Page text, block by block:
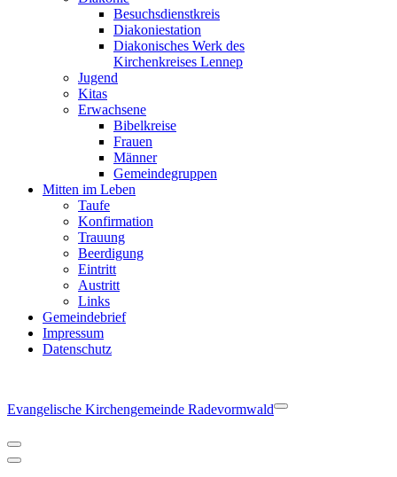
Besuchsdienstkreis
Diakoniestation
Diakonisches Werk des
Kirchenkreises Lennep
Jugend
Kitas
Erwachsene
Bibelkreise
Frauen
Männer
Gemeindegruppen
Mitten im Leben
Taufe
Konfirmation
Trauung
Beerdigung
Eintritt
Austritt
Links
Gemeindebrief
Impressum
Datenschutz
Evangelische Kirchengemeinde Radevormwald Navigationsmenü
Navigationsmenü